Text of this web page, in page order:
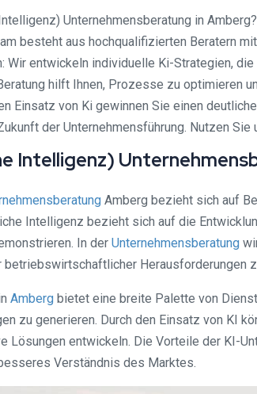
Unternehmensberatung in
besteht aus hochqualifizierten Beratern
Wir entwickeln individuelle Ki-Strategien,
hilft Ihnen, Prozesse zu optimieren
Einsatz von Ki gewinnen Sie einen
der Unternehmensführung. Nutzen
Intelligenz)
Amberg bezieht sich auf
Intelligenz bezieht sich auf die
In der Unternehmensberatung
Herausforderungen
Amberg bietet eine breite Palette von
zu generieren. Durch den Einsatz von KI
Lösungen entwickeln. Die Vorteile der KI-
Verständnis des Marktes.